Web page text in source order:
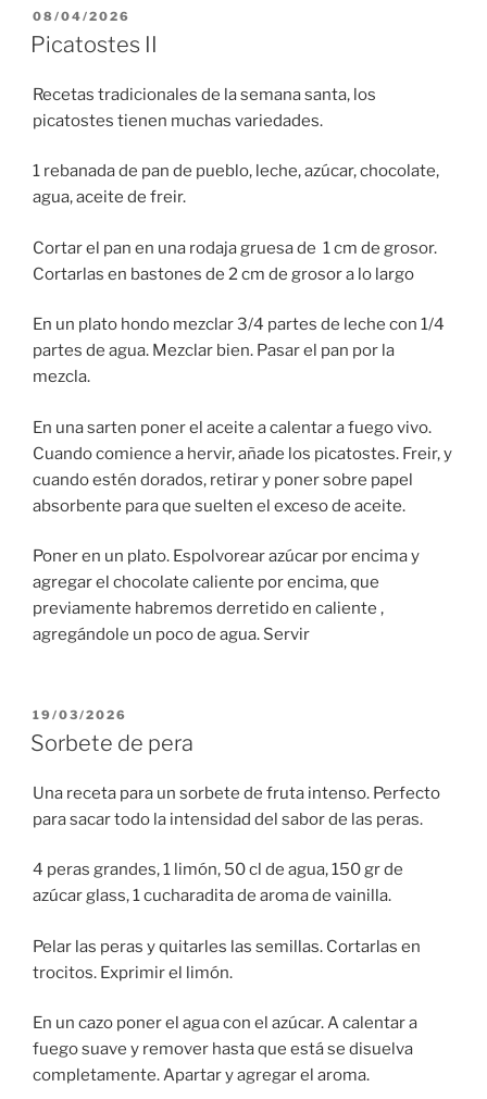
PUBLICADO
EL
08/04/2026
Picatostes II
Recetas tradicionales de la semana santa, los
picatostes tienen muchas variedades.
1 rebanada de pan de pueblo, leche, azúcar, chocolate,
agua, aceite de freir.
Cortar el pan en una rodaja gruesa de 1 cm de grosor.
Cortarlas en bastones de 2 cm de grosor a lo largo
En un plato hondo mezclar 3/4 partes de leche con 1/4
partes de agua. Mezclar bien. Pasar el pan por la
mezcla.
En una sarten poner el aceite a calentar a fuego vivo.
Cuando comience a hervir, añade los picatostes. Freir, y
cuando estén dorados, retirar y poner sobre papel
absorbente para que suelten el exceso de aceite.
Poner en un plato. Espolvorear azúcar por encima y
agregar el chocolate caliente por encima, que
previamente habremos derretido en caliente ,
agregándole un poco de agua. Servir
PUBLICADO
EL
19/03/2026
Sorbete de pera
Una receta para un sorbete de fruta intenso. Perfecto
para sacar todo la intensidad del sabor de las peras.
4 peras grandes, 1 limón, 50 cl de agua, 150 gr de
azúcar glass, 1 cucharadita de aroma de vainilla.
Pelar las peras y quitarles las semillas. Cortarlas en
trocitos. Exprimir el limón.
En un cazo poner el agua con el azúcar. A calentar a
fuego suave y remover hasta que está se disuelva
completamente. Apartar y agregar el aroma.